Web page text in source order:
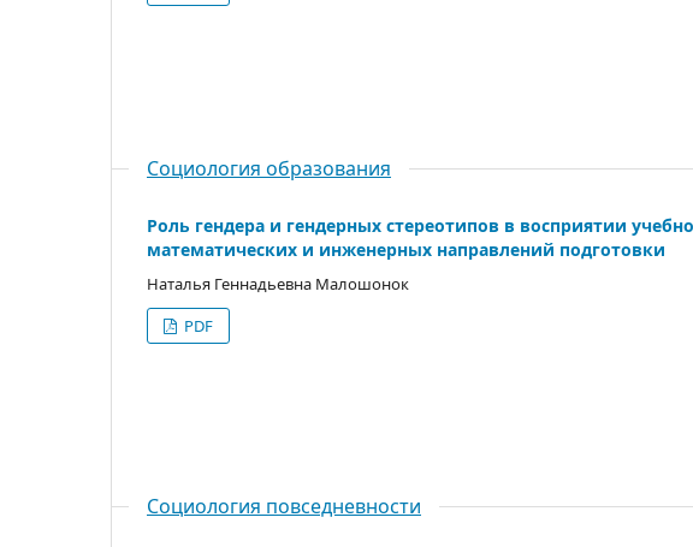
Социология образования
Роль гендера и гендерных стереотипов в восприятии
математических и инженерных направлений подготовки
Наталья Геннадьевна Малошонок
PDF
Социология повседневности